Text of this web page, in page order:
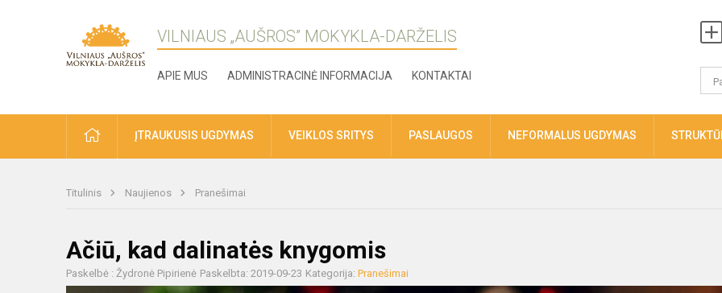
VILNIAUS „AUŠROS” MOKYKLA-DARŽELIS
APIE MUS ADMINISTRACINĖ INFORMACIJA KONTAKTAI
ĮTRAUKUSIS UGDYMAS VEIKLOS SRITYS PASLAUGOS NEFORMALUS UGDYMAS
Titulinis Naujienos Pranešimai
Ačiū, kad dalinatės knygomis
Paskelbė : Žydronė Pipirienė Paskelbta: 2019-09-23 Kategorija: Pranešimai